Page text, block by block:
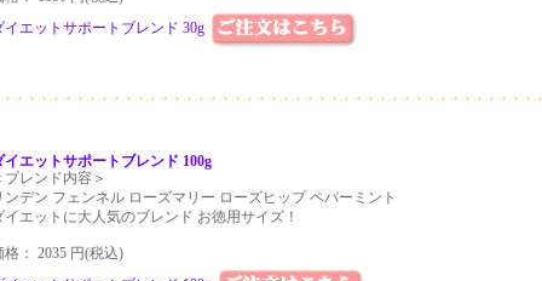
イエットサポートブレンド 30g
イエットサポートブレンド 100g
ブレンド内容＞
ンデン フェンネル ローズマリー ローズヒップ ペパーミント
イエットに大人気のブレンド お徳用サイズ！
格： 2035 円(税込)